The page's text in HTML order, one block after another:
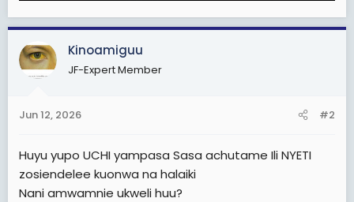
Kinoamiguu
JF-Expert Member
Jun 12, 2026 #2
Huyu yupo UCHI yampasa Sasa achutame Ili NYETI
zosiendelee kuonwa na halaiki
Nani amwamnie ukweli huu?